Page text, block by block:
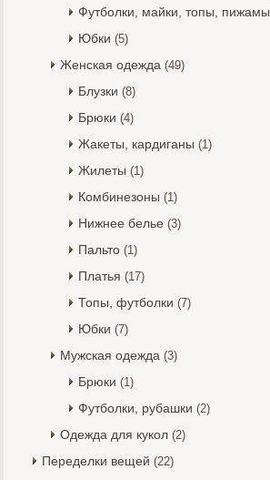
Футболки, майки, топы, пижамы
Юбки (5)
Женская одежда (49)
Блузки (8)
Брюки (4)
Жакеты, кардиганы (1)
Жилеты (1)
Комбинезоны (1)
Нижнее белье (3)
Пальто (1)
Платья (17)
Топы, футболки (7)
Юбки (7)
Мужская одежда (3)
Брюки (1)
Футболки, рубашки (2)
Одежда для кукол (2)
Переделки вещей (22)